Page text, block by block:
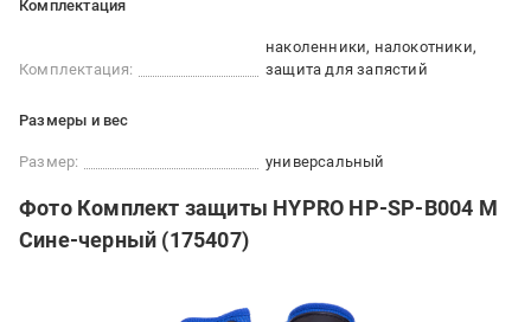
Комплектация
Комплектация:
наколенники, налокотники,
защита для запястий
Размеры и вес
Размер: универсальный
Фото Комплект защиты HYPRO HP-SP-B004 М
Сине-черный (175407)